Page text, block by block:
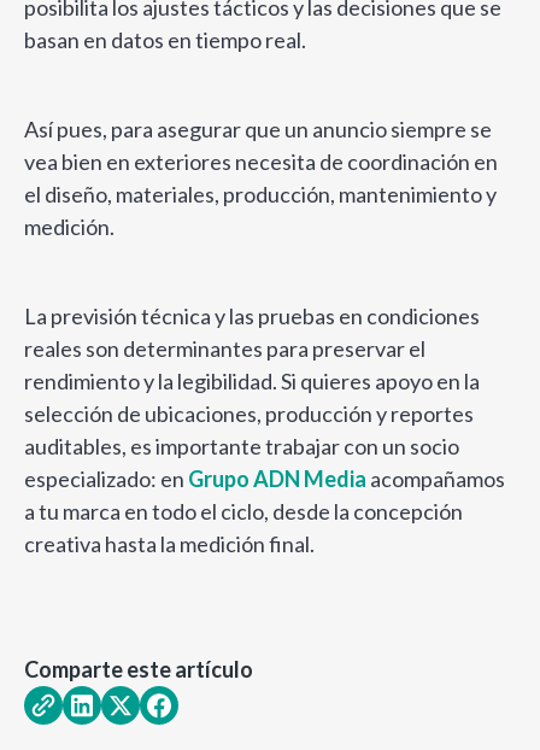
posibilita los ajustes tácticos y las decisiones que se
basan en datos en tiempo real.
Así pues, para asegurar que un anuncio siempre se
vea bien en exteriores necesita de coordinación en
el diseño, materiales, producción, mantenimiento y
medición.
La previsión técnica y las pruebas en condiciones
reales son determinantes para preservar el
rendimiento y la legibilidad. Si quieres apoyo en la
selección de ubicaciones, producción y reportes
auditables, es importante trabajar con un socio
especializado: en Grupo ADN Media acompañamos
a tu marca en todo el ciclo, desde la concepción
creativa hasta la medición final.
Comparte este artículo